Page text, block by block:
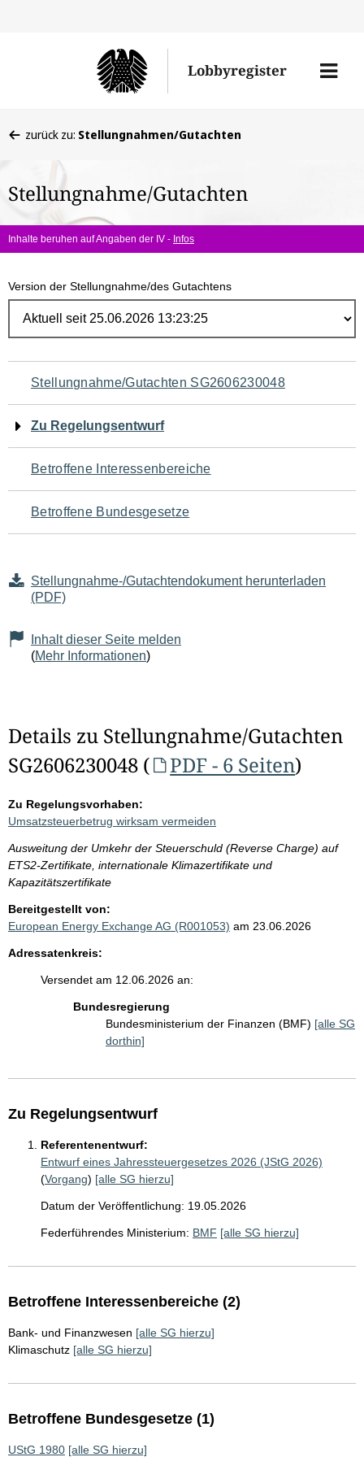
Lobbyregister
Menü
befinden
hier:
zurück zu: Stellungnahmen/Gutachten
Stellungnahme/Gutachten
Inhalte beruhen auf Angaben der IV - Infos
Version der Stellungnahme/des Gutachtens
Navigation
für
den
Seiteninhalt
Stellungnahme/Gutachten SG2606230048
Zu Regelungsentwurf
Betroffene Interessenbereiche
Betroffene Bundesgesetze
Stellungnahme-/Gutachtendokument herunterladen
(PDF)
Inhalt dieser Seite melden
(Mehr Informationen)
Details zu Stellungnahme/Gutachten
SG2606230048 (
PDF - 6 Seiten)
Zu Regelungsvorhaben:
Umsatzsteuerbetrug wirksam vermeiden
Ausweitung der Umkehr der Steuerschuld (Reverse Charge) auf
ETS2-Zertifikate, internationale Klimazertifikate und
Kapazitätszertifikate
Bereitgestellt von:
European Energy Exchange AG (R001053) am 23.06.2026
Adressatenkreis:
Versendet am 12.06.2026 an:
Bundesregierung
Bundesministerium der Finanzen (BMF) [alle SG
dorthin]
Zu Regelungsentwurf
Referentenentwurf:
Entwurf eines Jahressteuergesetzes 2026 (JStG 2026)
(Vorgang) [alle SG hierzu]
Datum der Veröffentlichung: 19.05.2026
Federführendes Ministerium: BMF [alle SG hierzu]
Betroffene Interessenbereiche (2)
Bank- und Finanzwesen [alle SG hierzu]
Klimaschutz [alle SG hierzu]
Betroffene Bundesgesetze (1)
UStG 1980 [alle SG hierzu]